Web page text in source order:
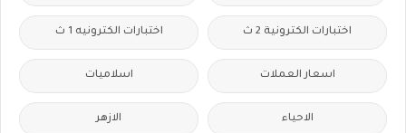
اختبارات الكترونية 2 ث اختبارات الكترونيه 1 ث
اسعار العملات اسلاميات
الاحياء الازهر